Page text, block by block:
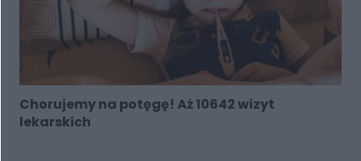
Chorujemy na potęgę! Aż 10642 wizyt
lekarskich